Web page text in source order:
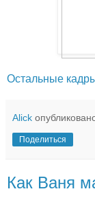
Остальные
Alick
Поделиться
Как Ваня